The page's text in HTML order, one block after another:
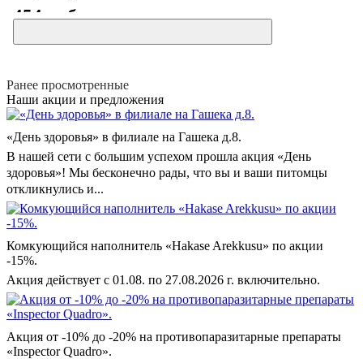
454 руб
Ранее просмотренные
Наши акции и предложения
«День здоровья» в филиале на Гашека д.8.
В нашей сети с большим успехом прошла акция «День
здоровья»! Мы бесконечно рады, что вы и ваши питомцы
откликнулись и...
Комкующийся наполнитель «Hakase Arekkusu» по акции
-15%.
Акция действует с 01.08. по 27.08.2026 г. включительно.
Акция от -10% до -20% на противопаразитарные препараты
«Inspector Quadro».